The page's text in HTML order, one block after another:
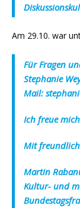
Am 29.10. war
Für Fragen
Stephanie
Mail:
Ich freue
Mit
Martin
Kultur- und